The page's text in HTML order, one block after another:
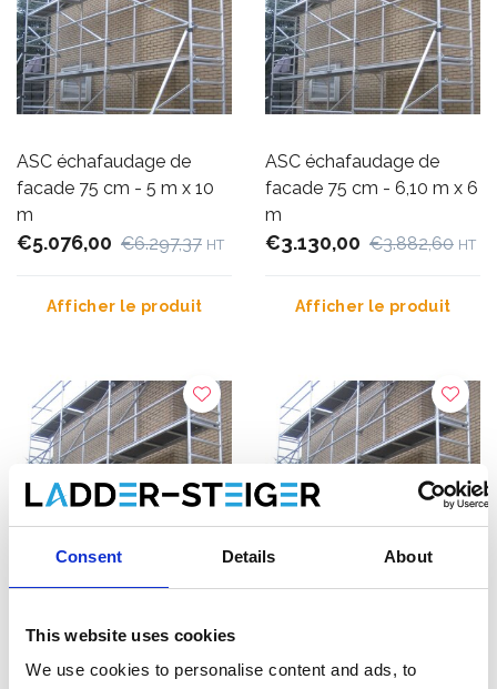
Consent Details About
This website uses cookies
We use cookies to personalise content and ads, to
ASC échafaudage de
facade 75 cm - 5 m x 10
m
€5.076,00 €6.297,37 HT
Afficher le produit
ASC échafaudage de
facade 75 cm - 6,10 m x 6
m
€3.130,00 €3.882,60 HT
Afficher le produit
ASC échafaudage de
facade 75 cm - 6,10 m x 8
facade 75 cm - 6,10 m x